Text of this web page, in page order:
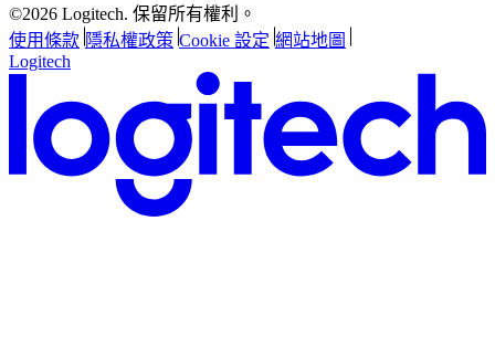
©2026 Logitech. 保留所有權利。
使用條款 隱私權政策 Cookie 設定 網站地圖
Logitech